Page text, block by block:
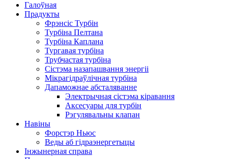
Галоўная
Прадукты
Фрэнсіс Турбін
Турбіна Пелтана
Турбіна Каплана
Тургавая турбіна
Трубчастая турбіна
Сістэма назапашвання энергіі
Мікрагідраўлічная турбіна
Дапаможнае абсталяванне
Электрычная сістэма кіравання
Аксесуары для турбін
Рэгулявальны клапан
Навіны
Форстэр Ньюс
Веды аб гідраэнергетыцы
Інжынерная справа